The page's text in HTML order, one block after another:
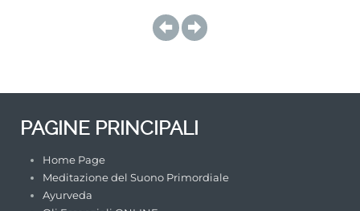
PAGINE PRINCIPALI
Home Page
Meditazione del Suono Primordiale
Ayurveda